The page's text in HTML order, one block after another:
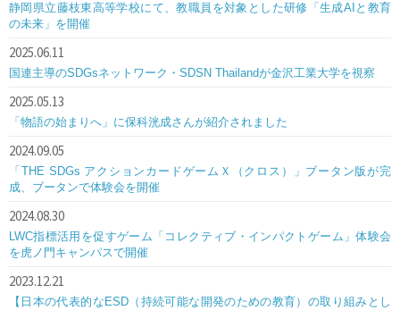
静岡県立藤枝東高等学校にて、教職員を対象とした研修「生成AIと教育
の未来」を開催
2025.06.11
国連主導のSDGsネットワーク・SDSN Thailandが金沢工業大学を視察
2025.05.13
「物語の始まりへ」に保科洸成さんが紹介されました
2024.09.05
「THE SDGs アクションカードゲームＸ（クロス）」ブータン版が完
成、ブータンで体験会を開催
2024.08.30
LWC指標活用を促すゲーム「コレクティブ・インパクトゲーム」体験会
を虎ノ門キャンパスで開催
2023.12.21
【日本の代表的なESD（持続可能な開発のための教育）の取り組みとし